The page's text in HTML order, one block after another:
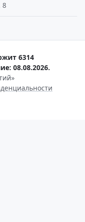
8
6314
08.08.2026.